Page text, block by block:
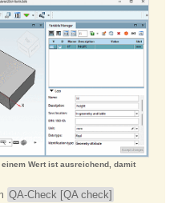
Wert ist ausreichend, damit
QA-Check [QA check]